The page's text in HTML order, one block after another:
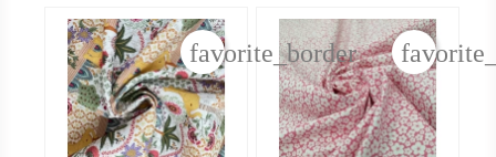
favorite_border